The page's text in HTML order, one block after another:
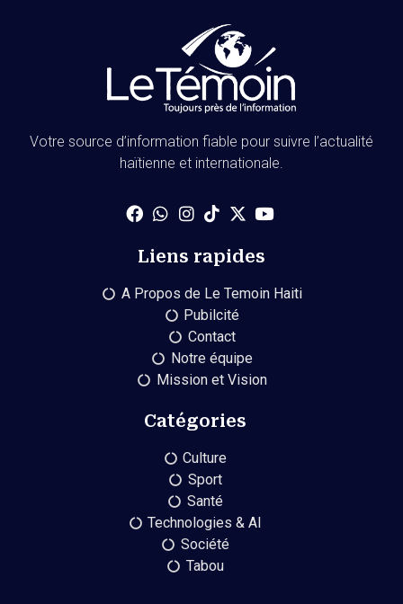
Votre source d’information fiable pour suivre l’actualité
haïtienne et internationale.
Liens rapides
A Propos de Le Temoin Haiti
Pubilcité
Contact
Notre équipe
Mission et Vision
Catégories
Culture
Sport
Santé
Technologies & AI
Société
Tabou